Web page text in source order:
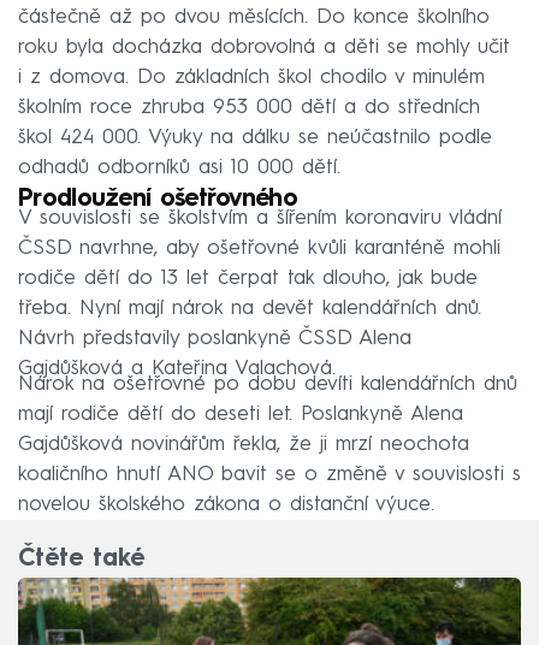
částečně až po dvou měsících. Do konce školního
roku byla docházka dobrovolná a děti se mohly učit
i z domova. Do základních škol chodilo v minulém
školním roce zhruba 953 000 dětí a do středních
škol 424 000. Výuky na dálku se neúčastnilo podle
odhadů odborníků asi 10 000 dětí.
Prodloužení ošetřovného
V souvislosti se školstvím a šířením koronaviru vládní
ČSSD navrhne, aby ošetřovné kvůli karanténě mohli
rodiče dětí do 13 let čerpat tak dlouho, jak bude
třeba. Nyní mají nárok na devět kalendářních dnů.
Návrh představily poslankyně ČSSD Alena
Gajdůšková a Kateřina Valachová.
Nárok na ošetřovné po dobu devíti kalendářních dnů
mají rodiče dětí do deseti let. Poslankyně Alena
Gajdůšková novinářům řekla, že ji mrzí neochota
koaličního hnutí ANO bavit se o změně v souvislosti s
novelou školského zákona o distanční výuce.
Čtěte také